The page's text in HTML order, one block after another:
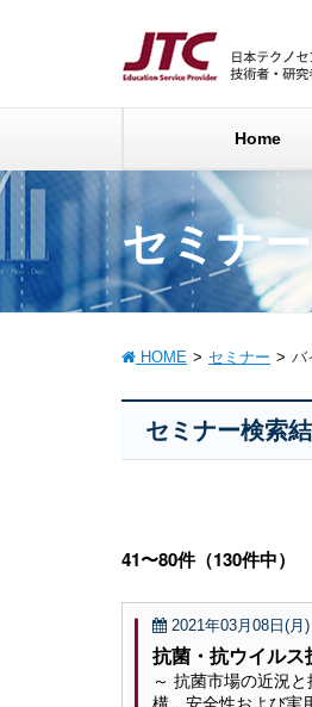
Home
セミナー
HOME セミナー バ
セミナー検索
41〜80件（130件中）
2021年03月08日(月)
抗菌・抗ウイル
～ 抗菌市場の近況